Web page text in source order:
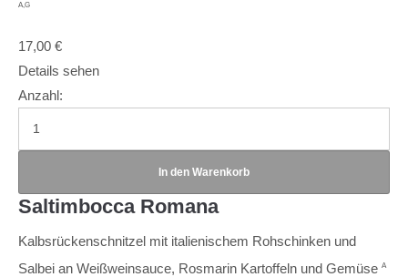
A,G
17,00 €
Details sehen
Anzahl:
Saltimbocca Romana
Kalbsrückenschnitzel mit italienischem Rohschinken und
Salbei an Weißweinsauce, Rosmarin Kartoffeln und Gemüse A